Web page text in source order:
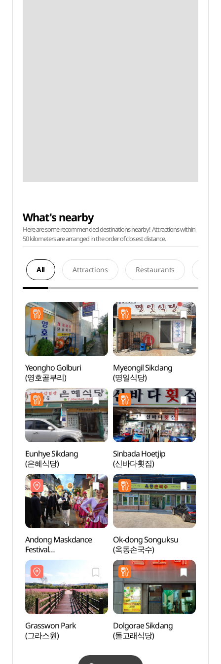
What's nearby
Here are some recommended destinations nearby! Attractions within
50 kilometers are arranged in the order of closest distance.
All Attractions Restaurants
Yeongho Golburi
(영호골부리)
Myeongil Sikdang
(명일식당)
Eunhye Sikdang
(은혜식당)
Sinbada Hoetjip
(신바다횟집)
Andong Maskdance
Festival
(안동국제탈춤페스티벌)
Ok-dong Songuksu
(옥동손국수)
Grasswon Park
(그라스원)
Dolgorae Sikdang
(돌고래식당)